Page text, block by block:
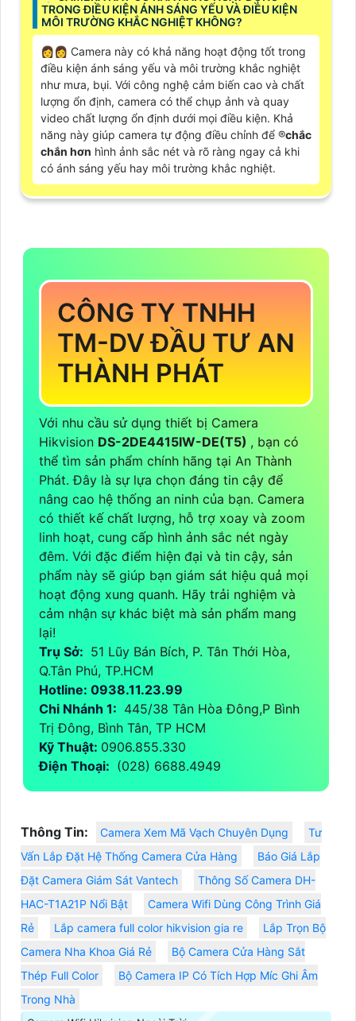
TRONG ĐIỀU KIỆN ÁNH SÁNG YẾU VÀ ĐIỀU KIỆN
MÔI TRƯỜNG KHẮC NGHIỆT KHÔNG?
️👩‍👩 Camera này có khả năng hoạt động tốt trong
điều kiện ánh sáng yếu và môi trường khắc nghiệt
như mưa, bụi. Với công nghệ cảm biến cao và chất
lượng ổn định, camera có thể chụp ảnh và quay
video chất lượng ổn định dưới mọi điều kiện. Khả
năng này giúp camera tự động điều chỉnh để ®️chắc
chắn hơn hình ảnh sắc nét và rõ ràng ngay cả khi
có ánh sáng yếu hay môi trường khắc nghiệt.
CÔNG TY TNHH
TM-DV ĐẦU TƯ AN
THÀNH PHÁT
Với nhu cầu sử dụng thiết bị Camera
Hikvision DS-2DE4415IW-DE(T5) , bạn có
thể tìm sản phẩm chính hãng tại An Thành
Phát. Đây là sự lựa chọn đáng tin cậy để
nâng cao hệ thống an ninh của bạn. Camera
có thiết kế chất lượng, hỗ trợ xoay và zoom
linh hoạt, cung cấp hình ảnh sắc nét ngày
đêm. Với đặc điểm hiện đại và tin cậy, sản
phẩm này sẽ giúp bạn giám sát hiệu quả mọi
hoạt động xung quanh. Hãy trải nghiệm và
cảm nhận sự khác biệt mà sản phẩm mang
lại!
Trụ Sở: 51 Lũy Bán Bích, P. Tân Thới Hòa,
Q.Tân Phú, TP.HCM
Hotline: 0938.11.23.99
Chi Nhánh 1: 445/38 Tân Hòa Đông,P Bình
Trị Đông, Bình Tân, TP HCM
Kỹ Thuật: 0906.855.330
Điện Thoại: (028) 6688.4949
Thông Tin: Camera Xem Mã Vạch Chuyên Dụng
Tư
Vấn Lắp Đặt Hệ Thống Camera Cửa Hàng
Báo Giá Lắp
Đặt Camera Giám Sát Vantech
Thông Số Camera DH-
HAC-T1A21P Nổi Bật
Camera Wifi Dùng Công Trình Giá
Rẻ
Lắp camera full color hikvision gia re
Lắp Trọn Bộ
Camera Nha Khoa Giá Rẻ
Bộ Camera Cửa Hàng Sắt
Thép Full Color
Bộ Camera IP Có Tích Hợp Míc Ghi Âm
Trong Nhà